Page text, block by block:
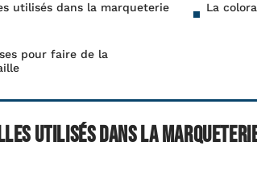
utilisés dans la marqueterie
La
pour faire de la
utilisés dans la